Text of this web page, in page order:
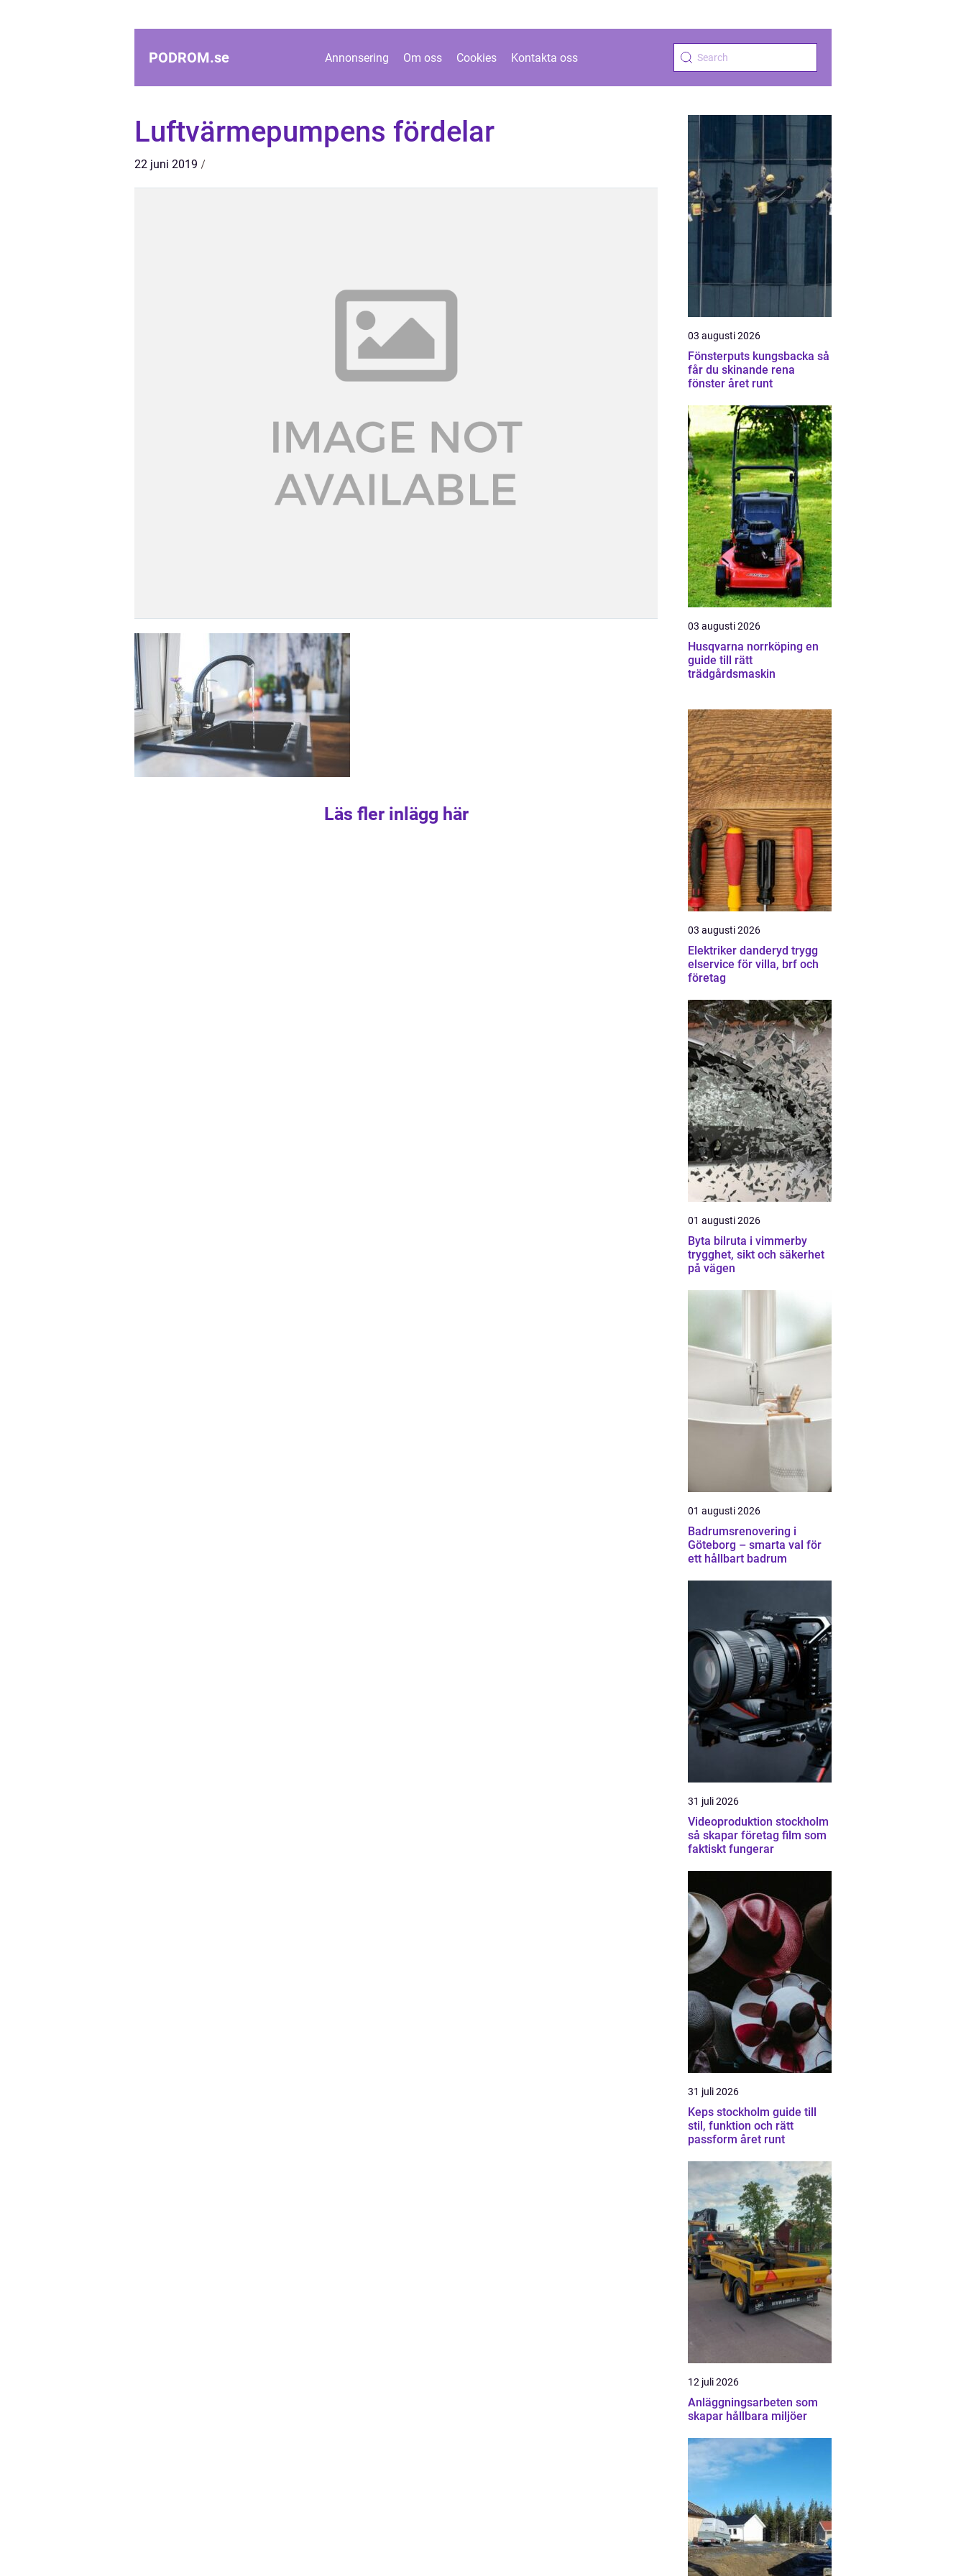
PODROM.se Annonsering Om oss Cookies Kontakta oss
Luftvärmepumpens fördelar
22 juni 2019
Läs fler inlägg här
03 augusti 2026
Fönsterputs kungsbacka så
får du skinande rena
fönster året runt
03 augusti 2026
Husqvarna norrköping en
guide till rätt
trädgårdsmaskin
03 augusti 2026
Elektriker danderyd trygg
elservice för villa, brf och
företag
01 augusti 2026
Byta bilruta i vimmerby
trygghet, sikt och säkerhet
på vägen
01 augusti 2026
Badrumsrenovering i
Göteborg – smarta val för
ett hållbart badrum
31 juli 2026
Videoproduktion stockholm
så skapar företag film som
faktiskt fungerar
31 juli 2026
Keps stockholm guide till
stil, funktion och rätt
passform året runt
12 juli 2026
Anläggningsarbeten som
skapar hållbara miljöer